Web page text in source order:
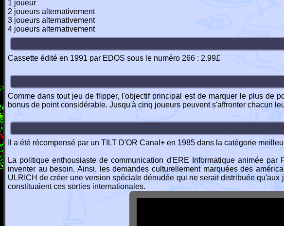
1 joueur
2 joueurs alternativement
3 joueurs alternativement
4 joueurs alternativement
Cassette édité en 1991 par EDOS sous le numéro 266 : 2.99£
Comme dans tout jeu de flipper, l'objectif principal est de marquer le plus de
bonus de point considérable. Jusqu'à cinq joueurs peuvent s'affronter chacun
Il a été récompensé par un TILT D'OR Canal+ en 1985 dans la catégorie
La politique enthousiaste de communication d'ERE Informatique animée
inventer au besoin. Ainsi, les demandes culturellement marquées des
ULRICH de créer une version spéciale dénudée qui ne serait distribuée
constituaient ces sorties internationales.